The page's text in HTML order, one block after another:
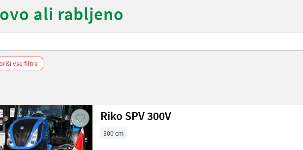
ali rabljeno
vse filtre
Riko SPV 300V
300 cm